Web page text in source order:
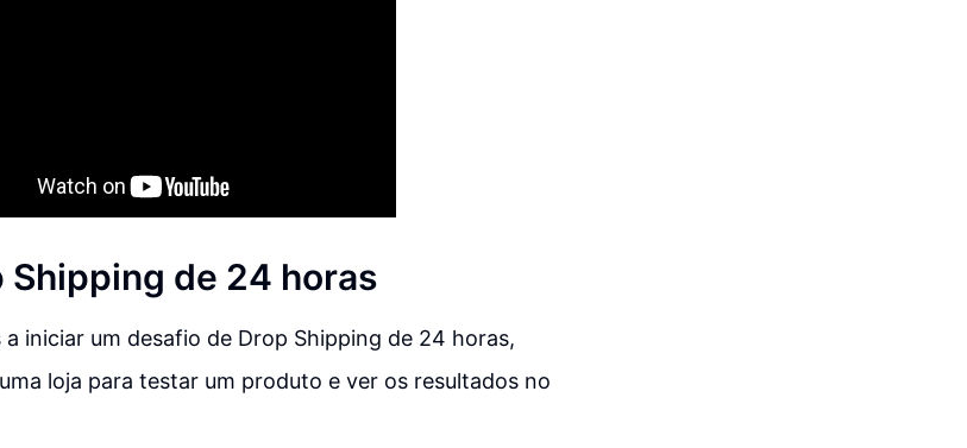
Shipping de 24 horas
a iniciar um desafio de Drop Shipping de 24 horas,
loja para testar um produto e ver os resultados no